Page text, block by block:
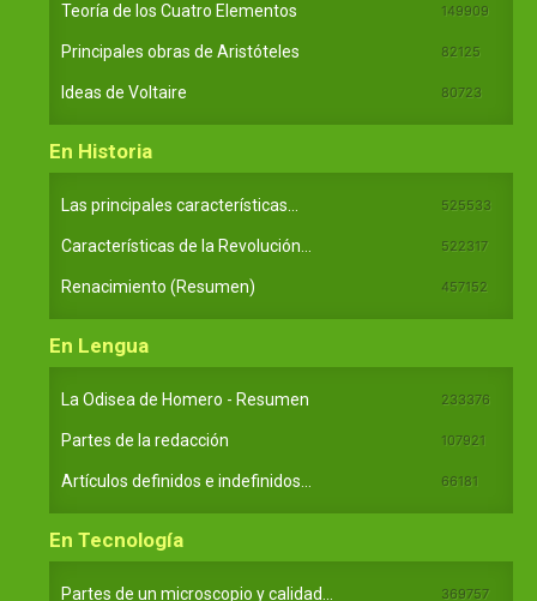
Teoría de los Cuatro Elementos 149909
Principales obras de Aristóteles 82125
Ideas de Voltaire 80723
En Historia
Las principales características... 525533
Características de la Revolución... 522317
Renacimiento (Resumen) 457152
En Lengua
La Odisea de Homero - Resumen 233376
Partes de la redacción 107921
Artículos definidos e indefinidos... 66181
En Tecnología
Partes de un microscopio y calidad... 369757